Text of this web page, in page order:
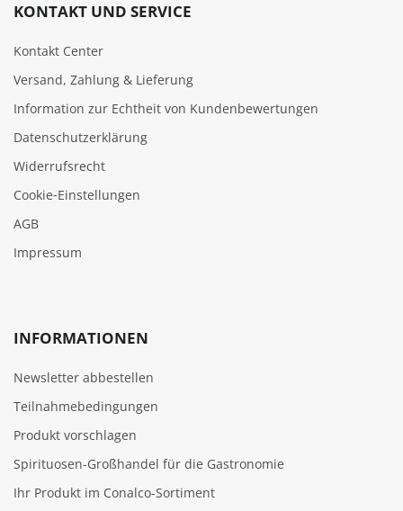
KONTAKT UND SERVICE
Kontakt Center
Versand, Zahlung & Lieferung
Information zur Echtheit von Kundenbewertungen
Datenschutzerklärung
Widerrufsrecht
Cookie‑Einstellungen
AGB
Impressum
INFORMATIONEN
Newsletter abbestellen
Teilnahmebedingungen
Produkt vorschlagen
Spirituosen-Großhandel für die Gastronomie
Ihr Produkt im Conalco-Sortiment